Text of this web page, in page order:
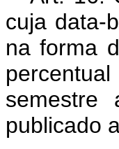
cuja data-
na forma
publicado